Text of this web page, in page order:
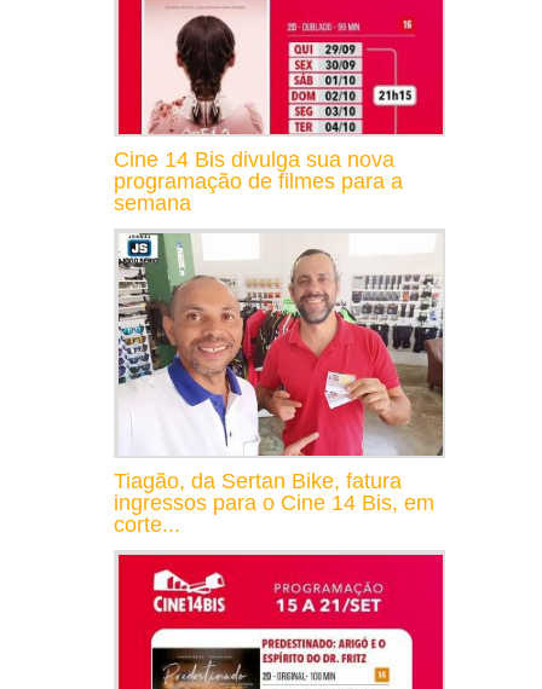
Cine 14 Bis divulga sua nova
programação de filmes para a
semana
Tiagão, da Sertan Bike, fatura
ingressos para o Cine 14 Bis, em
corte...